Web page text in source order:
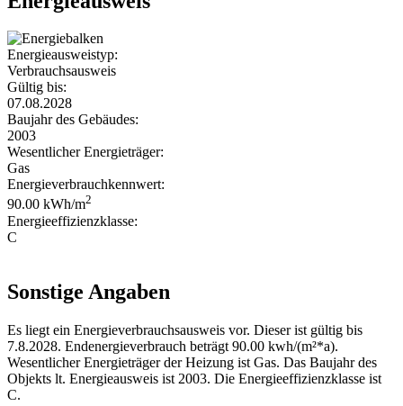
Energieausweistyp:
Verbrauchsausweis
Gültig bis:
07.08.2028
Baujahr des Gebäudes:
2003
Wesentlicher Energieträger:
Gas
Energieverbrauchkennwert:
90.00 kWh/m2
Energieeffizienzklasse:
C
Sonstige Angaben
Es liegt ein Energieverbrauchsausweis vor. Dieser ist gültig bis
7.8.2028. Endenergieverbrauch beträgt 90.00 kwh/(m²*a).
Wesentlicher Energieträger der Heizung ist Gas. Das Baujahr des
Objekts lt. Energieausweis ist 2003. Die Energieeffizienzklasse ist
C.